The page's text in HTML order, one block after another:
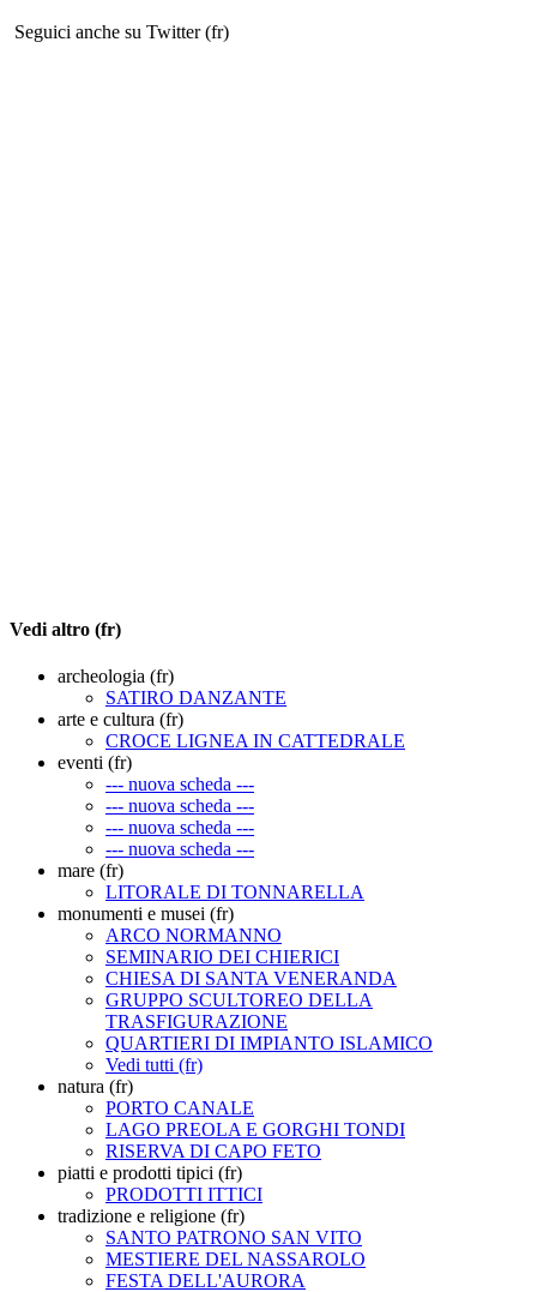
Seguici anche su Twitter (fr)
Vedi altro (fr)
archeologia (fr)
SATIRO DANZANTE
arte e cultura (fr)
CROCE LIGNEA IN CATTEDRALE
eventi (fr)
--- nuova scheda ---
--- nuova scheda ---
--- nuova scheda ---
--- nuova scheda ---
mare (fr)
LITORALE DI TONNARELLA
monumenti e musei (fr)
ARCO NORMANNO
SEMINARIO DEI CHIERICI
CHIESA DI SANTA VENERANDA
GRUPPO SCULTOREO DELLA
TRASFIGURAZIONE
QUARTIERI DI IMPIANTO ISLAMICO
Vedi tutti (fr)
natura (fr)
PORTO CANALE
LAGO PREOLA E GORGHI TONDI
RISERVA DI CAPO FETO
piatti e prodotti tipici (fr)
PRODOTTI ITTICI
tradizione e religione (fr)
SANTO PATRONO SAN VITO
MESTIERE DEL NASSAROLO
FESTA DELL'AURORA